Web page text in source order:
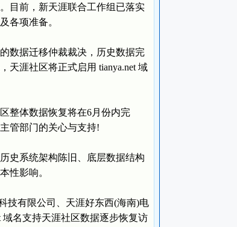
目前，新天涯联合工作组已落实
各项准备。
数据迁移仲裁裁决，历史数据完
天涯社区将正式启用 tianya.net 域
整体数据恢复将在6月份内完
管部门的关心与支持!
系统架构陈旧、底层数据结构
性影响。
有限公司、天涯好东西(海南)电
名支持天涯社区数据逐步恢复访